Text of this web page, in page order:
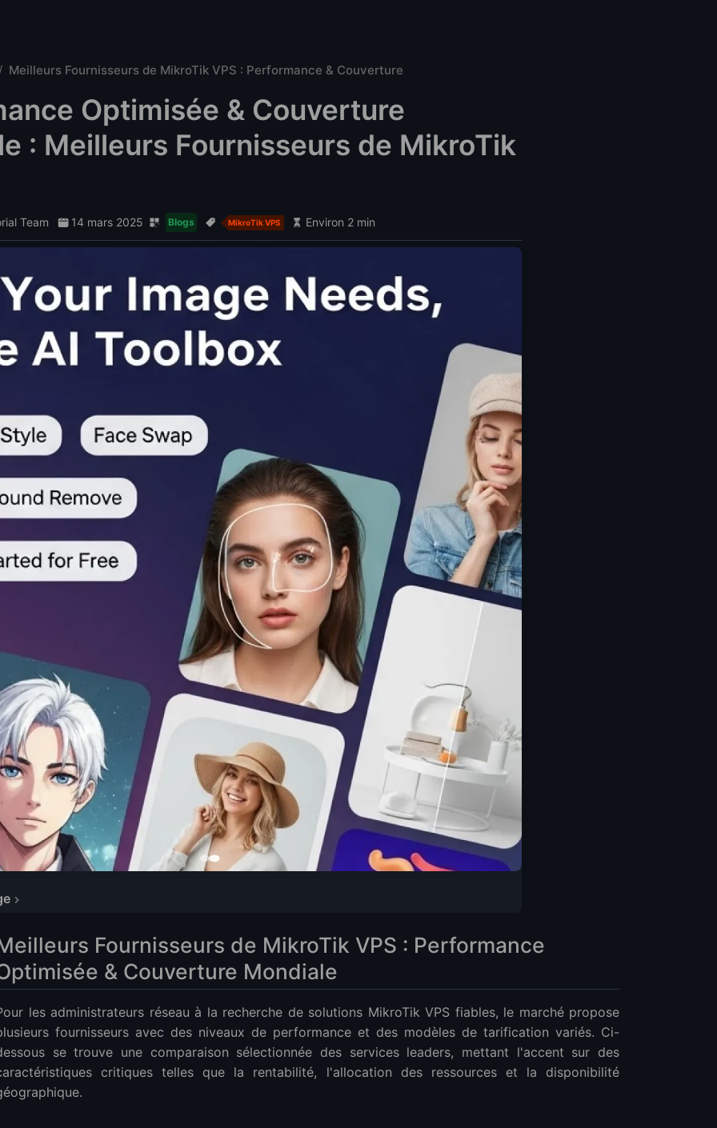
Meilleurs Fournisseurs de MikroTik VPS : Performance & Couverture
Optimisée & Couverture
: Meilleurs Fournisseurs de MikroTik
Team 14 mars 2025 Blogs MikroTik VPS Environ 2 min
Principaux Fournisseurs de MikroTik VPS
des Fournisseurs
se Démarque
Fournisseurs de MikroTik VPS : Performance
& Couverture Mondiale
les administrateurs réseau à la recherche de solutions MikroTik VPS fiables, le marché propose
fournisseurs avec des niveaux de performance et des modèles de tarification variés. Ci-
se trouve une comparaison sélectionnée des services leaders, mettant l'accent sur des
critiques telles que la rentabilité, l'allocation des ressources et la disponibilité